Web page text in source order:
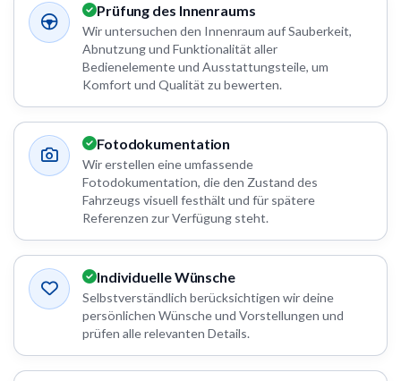
Prüfung des Innenraums
Wir untersuchen den Innenraum auf Sauberkeit,
Abnutzung und Funktionalität aller
Bedienelemente und Ausstattungsteile, um
Komfort und Qualität zu bewerten.
Fotodokumentation
Wir erstellen eine umfassende
Fotodokumentation, die den Zustand des
Fahrzeugs visuell festhält und für spätere
Referenzen zur Verfügung steht.
Individuelle Wünsche
Selbstverständlich berücksichtigen wir deine
persönlichen Wünsche und Vorstellungen und
prüfen alle relevanten Details.